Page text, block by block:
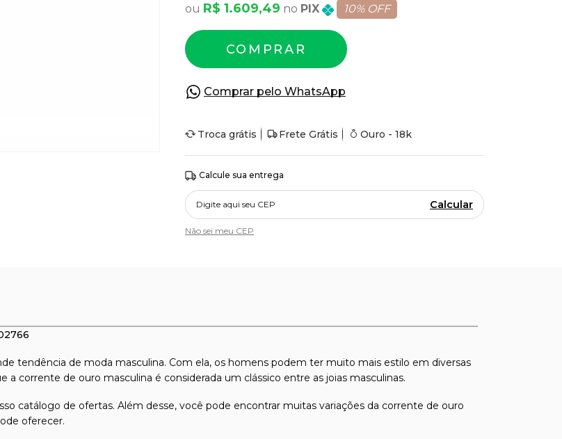
R$ 1.609,49 PIX 10% OFF
COMPRAR
Comprar pelo WhatsApp
Troca grátis Frete Grátis Ouro - 18k
Calcule sua entrega
Calcular
Não sei meu CEP
tendência de moda masculina. Com ela, os homens podem ter muito mais estilo em diversas
a corrente de ouro masculina é considerada um clássico entre as joias masculinas.
catálogo de ofertas. Além desse, você pode encontrar muitas variações da corrente de ouro
oferecer.